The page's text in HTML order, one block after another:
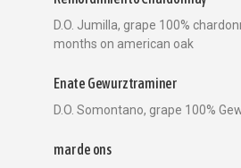
D.O. Jumilla, grape 100%
months on american oak
Enate Gewurztraminer
D.O. Somontano, grape 100%
mar de ons